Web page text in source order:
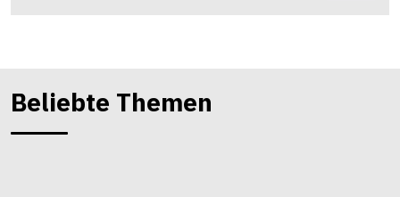
Beliebte Themen